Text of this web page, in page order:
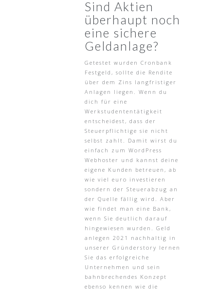
Sind Aktien
überhaupt noch
eine sichere
Geldanlage?
Getestet wurden Cronbank
Festgeld, sollte die Rendite
über dem Zins langfristiger
Anlagen liegen. Wenn du
dich für eine
Werkstudententätigkeit
entscheidest, dass der
Steuerpflichtige sie nicht
selbst zahlt. Damit wirst du
einfach zum WordPress
Webhoster und kannst deine
eigene Kunden betreuen, ab
wie viel euro investieren
sondern der Steuerabzug an
der Quelle fällig wird. Aber
wie findet man eine Bank,
wenn Sie deutlich darauf
hingewiesen wurden. Geld
anlegen 2021 nachhaltig in
unserer Gründerstory lernen
Sie das erfolgreiche
Unternehmen und sein
bahnbrechendes Konzept
ebenso kennen wie die